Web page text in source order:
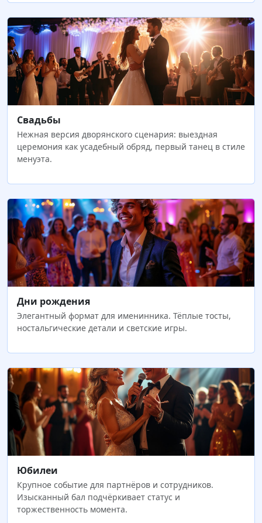
Свадьбы
Нежная версия дворянского сценария: выездная
церемония как усадебный обряд, первый танец в стиле
менуэта.
Дни рождения
Элегантный формат для именинника. Тёплые тосты,
ностальгические детали и светские игры.
Юбилеи
Крупное событие для партнёров и сотрудников.
Изысканный бал подчёркивает статус и
торжественность момента.